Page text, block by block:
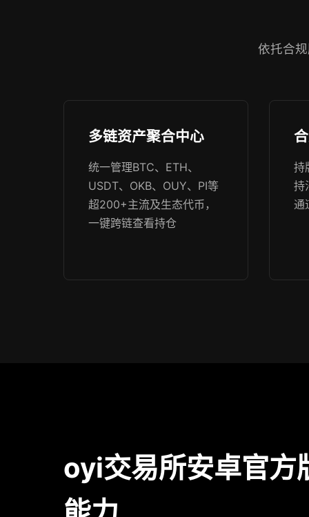
依托合
多链资产聚合中心
统一管理BTC、ETH、
USDT、OKB、OUY、PI等
超200+主流及生态代币，
一键跨链查看持仓
持
持
通
oyi交易所安卓官方